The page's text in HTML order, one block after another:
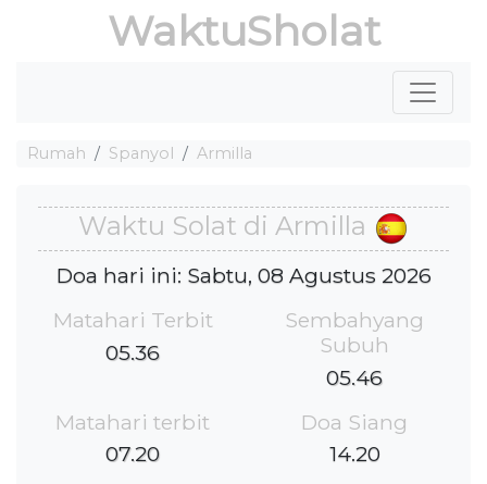
WaktuSholat
Rumah Spanyol Armilla
Waktu Solat di Armilla
Doa hari ini: Sabtu, 08 Agustus 2026
Matahari Terbit
05.36
Sembahyang
Subuh
05.46
Matahari terbit
07.20
Doa Siang
14.20